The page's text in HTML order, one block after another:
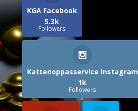
KGA Facebook
5.3k
Followers
Kattenoppasservice Instagram
1k
Followers